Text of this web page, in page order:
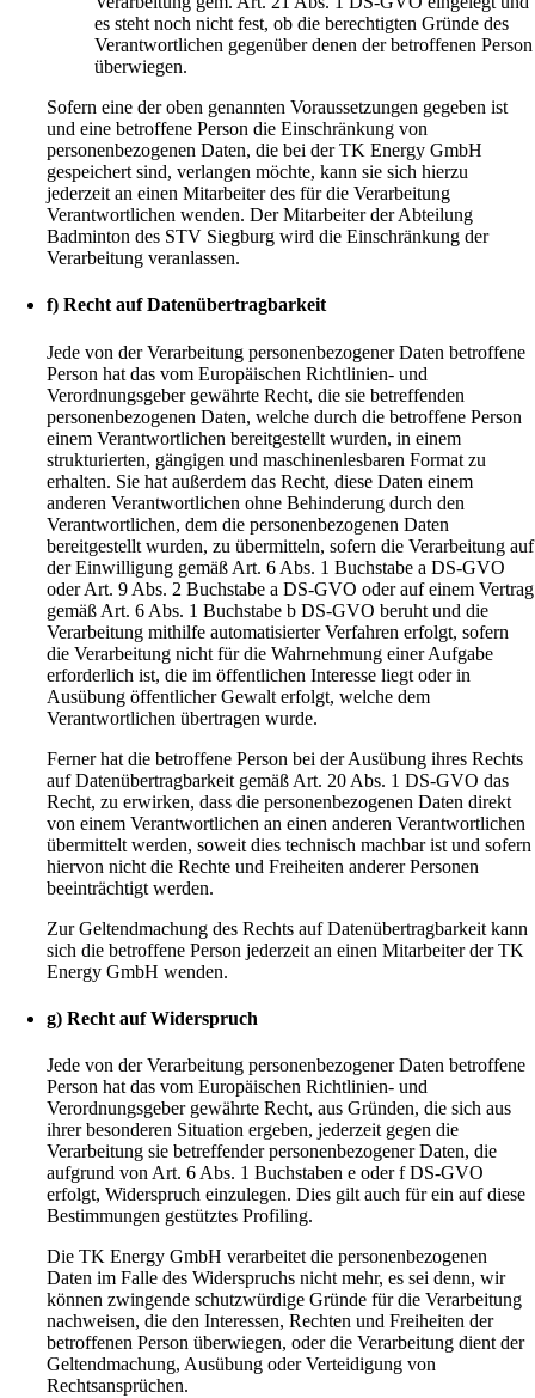
es steht noch nicht fest, ob die berechtigten Gründe des
Verantwortlichen gegenüber denen der betroffenen Person
überwiegen.
Sofern eine der oben genannten Voraussetzungen gegeben ist
und eine betroffene Person die Einschränkung von
personenbezogenen Daten, die bei der TK Energy GmbH
gespeichert sind, verlangen möchte, kann sie sich hierzu
jederzeit an einen Mitarbeiter des für die Verarbeitung
Verantwortlichen wenden. Der Mitarbeiter der Abteilung
Badminton des STV Siegburg wird die Einschränkung der
Verarbeitung veranlassen.
f) Recht auf Datenübertragbarkeit
Jede von der Verarbeitung personenbezogener Daten betroffene
Person hat das vom Europäischen Richtlinien- und
Verordnungsgeber gewährte Recht, die sie betreffenden
personenbezogenen Daten, welche durch die betroffene Person
einem Verantwortlichen bereitgestellt wurden, in einem
strukturierten, gängigen und maschinenlesbaren Format zu
erhalten. Sie hat außerdem das Recht, diese Daten einem
anderen Verantwortlichen ohne Behinderung durch den
Verantwortlichen, dem die personenbezogenen Daten
bereitgestellt wurden, zu übermitteln, sofern die Verarbeitung auf
der Einwilligung gemäß Art. 6 Abs. 1 Buchstabe a DS-GVO
oder Art. 9 Abs. 2 Buchstabe a DS-GVO oder auf einem Vertrag
gemäß Art. 6 Abs. 1 Buchstabe b DS-GVO beruht und die
Verarbeitung mithilfe automatisierter Verfahren erfolgt, sofern
die Verarbeitung nicht für die Wahrnehmung einer Aufgabe
erforderlich ist, die im öffentlichen Interesse liegt oder in
Ausübung öffentlicher Gewalt erfolgt, welche dem
Verantwortlichen übertragen wurde.
Ferner hat die betroffene Person bei der Ausübung ihres Rechts
auf Datenübertragbarkeit gemäß Art. 20 Abs. 1 DS-GVO das
Recht, zu erwirken, dass die personenbezogenen Daten direkt
von einem Verantwortlichen an einen anderen Verantwortlichen
übermittelt werden, soweit dies technisch machbar ist und sofern
hiervon nicht die Rechte und Freiheiten anderer Personen
beeinträchtigt werden.
Zur Geltendmachung des Rechts auf Datenübertragbarkeit kann
sich die betroffene Person jederzeit an einen Mitarbeiter der TK
Energy GmbH wenden.
g) Recht auf Widerspruch
Jede von der Verarbeitung personenbezogener Daten betroffene
Person hat das vom Europäischen Richtlinien- und
Verordnungsgeber gewährte Recht, aus Gründen, die sich aus
ihrer besonderen Situation ergeben, jederzeit gegen die
Verarbeitung sie betreffender personenbezogener Daten, die
aufgrund von Art. 6 Abs. 1 Buchstaben e oder f DS-GVO
erfolgt, Widerspruch einzulegen. Dies gilt auch für ein auf diese
Bestimmungen gestütztes Profiling.
Die TK Energy GmbH verarbeitet die personenbezogenen
Daten im Falle des Widerspruchs nicht mehr, es sei denn, wir
können zwingende schutzwürdige Gründe für die Verarbeitung
nachweisen, die den Interessen, Rechten und Freiheiten der
betroffenen Person überwiegen, oder die Verarbeitung dient der
Geltendmachung, Ausübung oder Verteidigung von
Rechtsansprüchen.